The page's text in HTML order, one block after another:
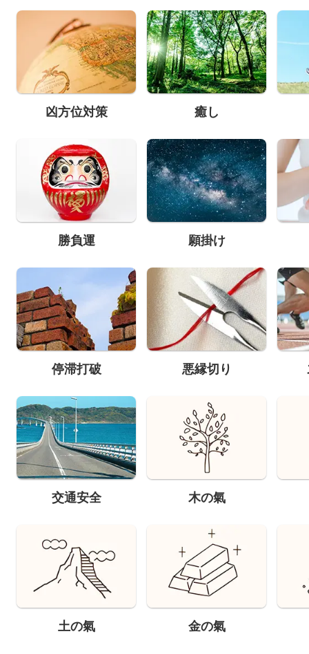
凶方位対策 癒し
勝負運 願掛け
停滞打破 悪縁切り
交通安全 木の氣
土の氣 金の氣